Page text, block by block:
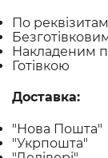
По
Накладеним
Готівкою
Доставка:
"Нова Пошта"
"Укрпошта"